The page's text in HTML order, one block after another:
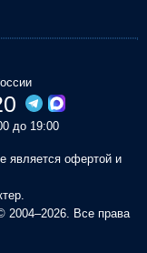
до 19:00
является офертой и
Все права